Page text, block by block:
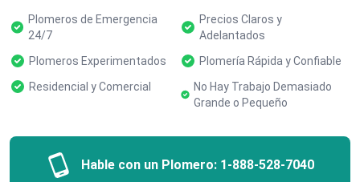
Plomeros de Emergencia
24/7
Precios Claros y
Adelantados
Plomeros Experimentados
Plomería Rápida y Confiable
Residencial y Comercial
No Hay Trabajo Demasiado
Grande o Pequeño
Hable con un Plomero: 1-888-528-7040